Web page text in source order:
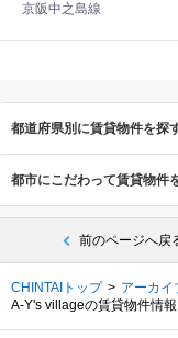
京阪中之島線
都道府県別に賃貸物件を探
都市にこだわって賃貸物件
前のページへ戻
CHINTAIトップ アーカイ
A-Y's villageの賃貸物件情報